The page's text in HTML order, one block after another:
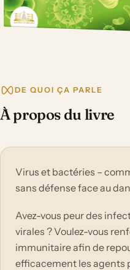
DE QUOI ÇA PARLE
À propos du livre
Virus et bactéries –
sans défense face au
Avez-vous peur des
virales ? Voulez-vous
immunitaire afin de
efficacement les agents